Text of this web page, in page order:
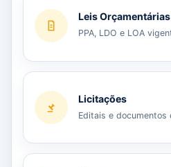
Leis Orçamentárias
PPA, LDO e LOA
Licitações
Editais e documentos